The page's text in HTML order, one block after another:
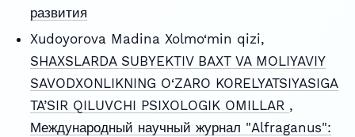
развития
Xudoyorova Madina Xolmo‘min qizi,
SHAXSLARDA SUBYEKTIV BAXT VA MOLIYAVIY
SAVODXONLIKNING O‘ZARO KORELYATSIYASIGA
TA’SIR QILUVCHI PSIXOLOGIK OMILLAR ,
Международный научный журнал "Alfraganus":